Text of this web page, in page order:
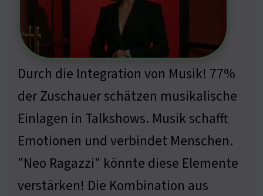
Durch die Integration von Musik! 77%
der Zuschauer schätzen musikalische
Einlagen in Talkshows. Musik schafft
Emotionen und verbindet Menschen.
"Neo Ragazzi" könnte diese Elemente
verstärken! Die Kombination aus